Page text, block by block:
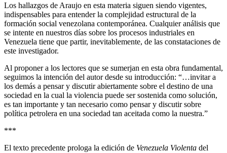
Los hallazgos de Araujo en esta materia siguen siendo vigentes,
indispensables para entender la complejidad estructural de la
formación social venezolana contemporánea. Cualquier análisis que
se intente en nuestros días sobre los procesos industriales en
Venezuela tiene que partir, inevitablemente, de las constataciones de
este investigador.
Al proponer a los lectores que se sumerjan en esta obra fundamental,
seguimos la intención del autor desde su introducción: “…invitar a
los demás a pensar y discutir abiertamente sobre el destino de una
sociedad en la cual la violencia puede ser sostenida como solución,
es tan importante y tan necesario como pensar y discutir sobre
política petrolera en una sociedad tan aceitada como la nuestra.”
***
El texto precedente prologa la edición de Venezuela Violenta del